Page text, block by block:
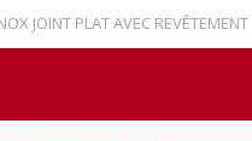
PLAT AVEC REVÊTEMENT